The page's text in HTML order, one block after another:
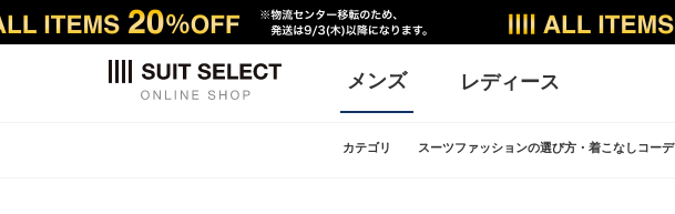
メンズ レディース
カテゴリ スーツファッションの選び方・着こなしコーデ